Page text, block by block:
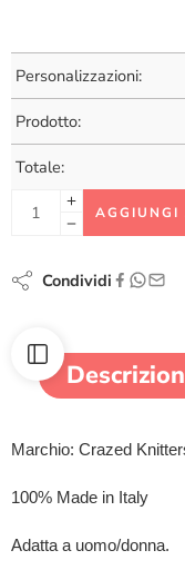
Personalizzazioni:
Prodotto:
Totale:
AGGIUNGI
Condividi
Marchio: Crazed
100% Made in Italy
Adatta a uomo/donna.